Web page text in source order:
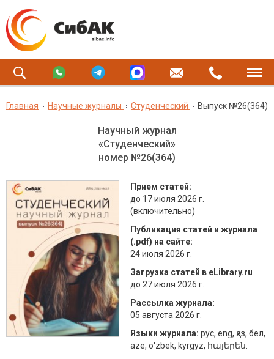
Главная Научные журналы Студенческий Выпуск №26(364)
Научный журнал
«Студенческий»
номер №26(364)
Прием статей:
до 17 июля 2026 г.
(включительно)
Публикация статей и журнала
(.pdf) на сайте:
24 июля 2026 г.
Загрузка статей в eLibrary.ru
до 27 июля 2026 г.
Рассылка журнала:
05 августа 2026 г.
Языки журнала: рус, eng, қаз, бел,
aze, о'zbek, kyrgyz, հայերեն.